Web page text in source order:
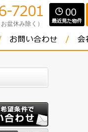
盆休み除く）
00